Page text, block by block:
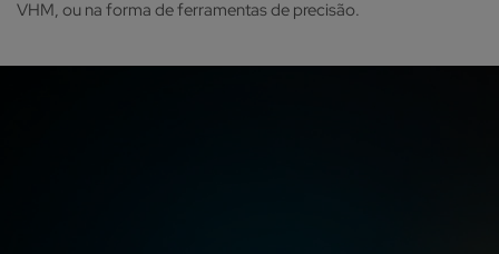
VHM, ou na forma de ferramentas de precisão.